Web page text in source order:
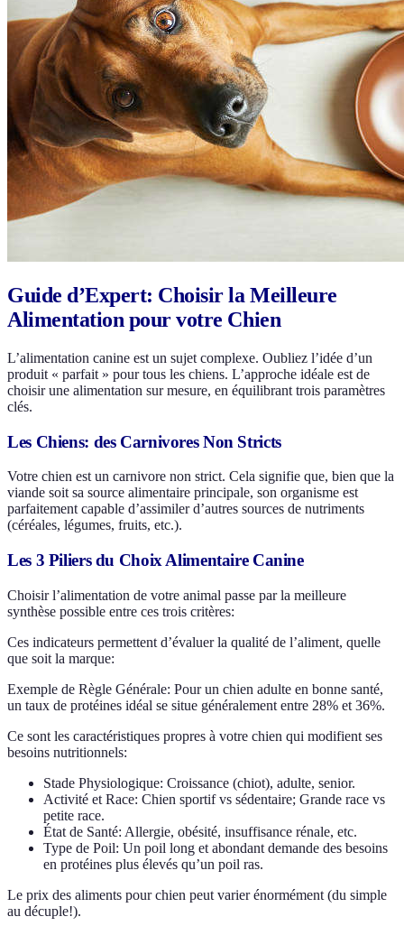
Guide d’Expert: Choisir la Meilleure
Alimentation pour votre Chien
L’alimentation canine est un sujet complexe. Oubliez l’idée d’un
produit « parfait » pour tous les chiens. L’approche idéale est de
choisir une alimentation sur mesure, en équilibrant trois paramètres
clés.
Les Chiens: des Carnivores Non Stricts
Votre chien est un carnivore non strict. Cela signifie que, bien que la
viande soit sa source alimentaire principale, son organisme est
parfaitement capable d’assimiler d’autres sources de nutriments
(céréales, légumes, fruits, etc.).
Les 3 Piliers du Choix Alimentaire Canine
Choisir l’alimentation de votre animal passe par la meilleure
synthèse possible entre ces trois critères:
Ces indicateurs permettent d’évaluer la qualité de l’aliment, quelle
que soit la marque:
Exemple de Règle Générale: Pour un chien adulte en bonne santé,
un taux de protéines idéal se situe généralement entre 28% et 36%.
Ce sont les caractéristiques propres à votre chien qui modifient ses
besoins nutritionnels:
Stade Physiologique: Croissance (chiot), adulte, senior.
Activité et Race: Chien sportif vs sédentaire; Grande race vs
petite race.
État de Santé: Allergie, obésité, insuffisance rénale, etc.
Type de Poil: Un poil long et abondant demande des besoins
en protéines plus élevés qu’un poil ras.
Le prix des aliments pour chien peut varier énormément (du simple
au décuple!).